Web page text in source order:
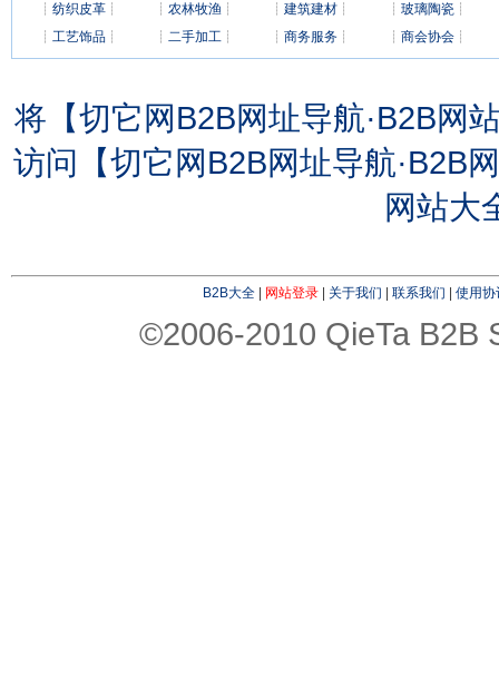
┊ 纺织皮革 ┊ ┊ 农林牧渔 ┊ ┊ 建筑建材 ┊ ┊ 玻璃陶瓷┊
┊ 工艺饰品 ┊ ┊ 二手加工 ┊ ┊ 商务服务 ┊ ┊ 商会协会┊
将【切它网B2B网址导航·B2B网
访问【切它网B2B网址导航·B2B
网站大
B2B大全| 网站登录| 关于我们 联系我们 使用协
©2006-2010 QieTa B2B